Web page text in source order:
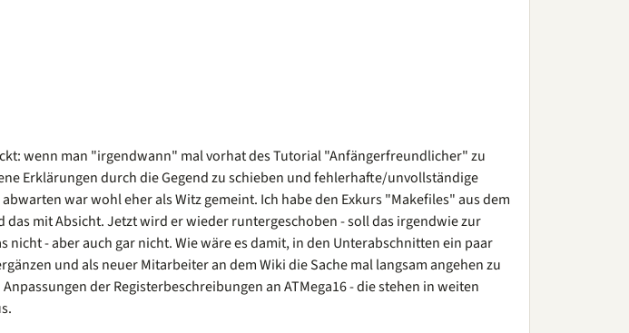
wenn man "irgendwann" mal vorhat des Tutorial "Anfängerfreundlicher" zu
Erklärungen durch die Gegend zu schieben und fehlerhafte/unvollständige
war wohl eher als Witz gemeint. Ich habe den Exkurs "Makefiles" aus dem
mit Absicht. Jetzt wird er wieder runtergeschoben - soll das irgendwie zur
nicht - aber auch gar nicht. Wie wäre es damit, in den Unterabschnitten ein paar
und als neuer Mitarbeiter an dem Wiki die Sache mal langsam angehen zu
der Registerbeschreibungen an ATMega16 - die stehen in weiten